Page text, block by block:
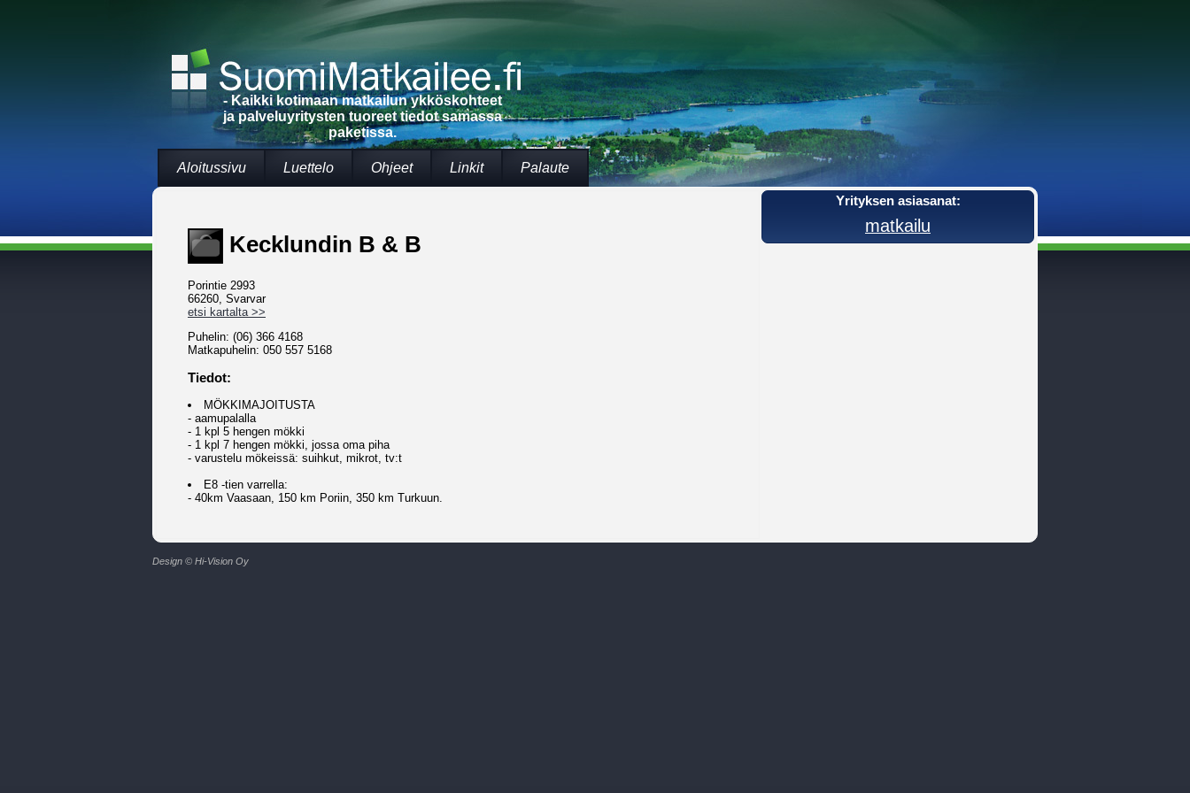
- Kaikki kotimaan matkailun ykköskohteet
ja palveluyritysten tuoreet tiedot samassa
paketissa.
Aloitussivu Luettelo Ohjeet Linkit Palaute
Kecklundin B & B
Porintie 2993
66260, Svarvar
etsi kartalta >>
Puhelin: (06) 366 4168
Matkapuhelin: 050 557 5168
Tiedot:
MÖKKIMAJOITUSTA
- aamupalalla
- 1 kpl 5 hengen mökki
- 1 kpl 7 hengen mökki, jossa oma piha
- varustelu mökeissä: suihkut, mikrot, tv:t
E8 -tien varrella:
- 40km Vaasaan, 150 km Poriin, 350 km Turkuun.
Yrityksen asiasanat:
matkailu
Design © Hi-Vision Oy